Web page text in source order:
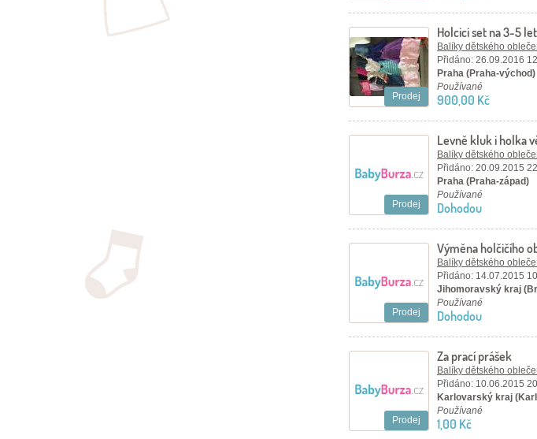
Prodej
Holcici set na 3-5 let
Balíky dětského
Přidáno: 26.09.2016
Praha (Praha-východ)
Používané
900,00 Kč
Prodej
Levně kluk i holka
Balíky dětského
Přidáno: 20.09.2015
Praha (Praha-západ)
Používané
Dohodou
Prodej
Výměna holčičího
chlapecké
Balíky dětského
Přidáno: 14.07.2015
Jihomoravský kraj
Používané
Dohodou
Prodej
Za prací prášek
Balíky dětského
Přidáno: 10.06.2015
Karlovarský kraj
Používané
1,00 Kč